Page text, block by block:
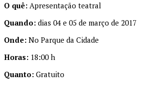
O quê: Apresentação teatral
Quando: dias 04 e 05 de março de 2017
Onde: No Parque da Cidade
Horas: 18:00 h
Quanto: Gratuito